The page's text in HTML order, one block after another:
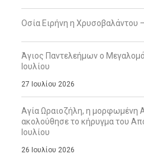
Οσία Ειρήνη η Χρυσοβαλάντου –
Άγιος Παντελεήμων ο
Ιουλίου
27 Ιουλίου 2026
Αγία Ωραιοζήλη, η μορφωμένη
ακολούθησε το κήρυγμα του
Ιουλίου
26 Ιουλίου 2026